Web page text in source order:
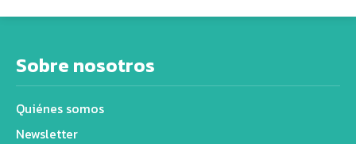
Sobre nosotros
Quiénes somos
Newsletter